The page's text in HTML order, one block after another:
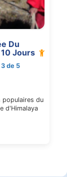
Du
Jours
de 5
populaires du
d'Himalaya